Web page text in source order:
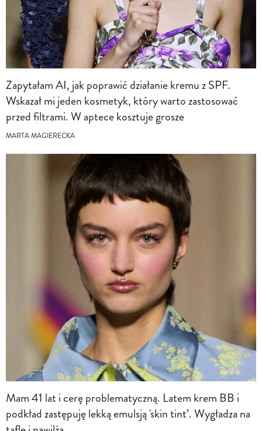
Zapytałam AI, jak poprawić działanie kremu z SPF.
Wskazał mi jeden kosmetyk, który warto zastosować
przed filtrami. W aptece kosztuje grosze
MARTA MAGIERECKA
Mam 41 lat i cerę problematyczną. Latem krem BB i
podkład zastępuję lekką emulsją 'skin tint’. Wygładza na